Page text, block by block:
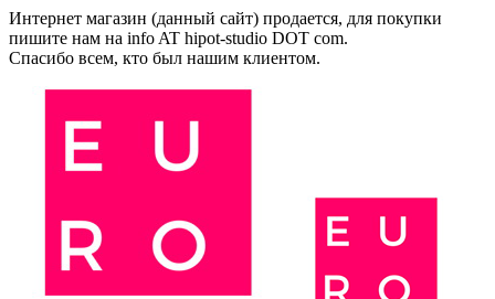
Интернет магазин (данный сайт) продается, для покупки
пишите нам на info AT hipot-studio DOT com.
Спасибо всем, кто был нашим клиентом.